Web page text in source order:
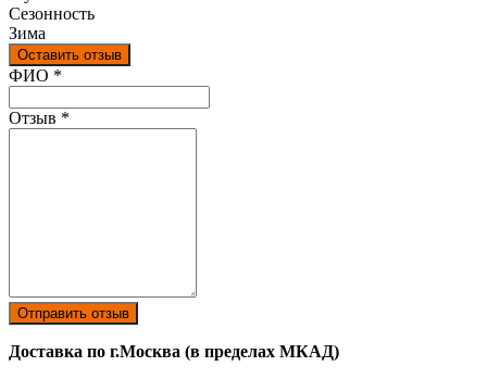
Сезонность
Зима
Оставить отзыв
Ваш отзыв был отправлен!
ФИО *
Отзыв *
Отправить отзыв
Доставка по г.Москва (в пределах МКАД)